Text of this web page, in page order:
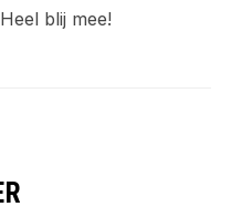
blij mee!